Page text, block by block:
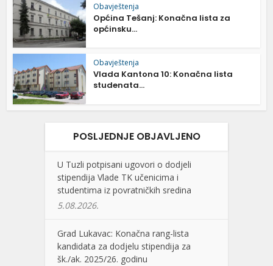
Obavještenja
Općina Tešanj: Konačna lista za
općinsku...
Obavještenja
Vlada Kantona 10: Konačna lista
studenata...
POSLJEDNJE OBJAVLJENO
U Tuzli potpisani ugovori o dodjeli
stipendija Vlade TK učenicima i
studentima iz povratničkih sredina
5.08.2026.
Grad Lukavac: Konačna rang-lista
kandidata za dodjelu stipendija za
šk./ak. 2025/26. godinu